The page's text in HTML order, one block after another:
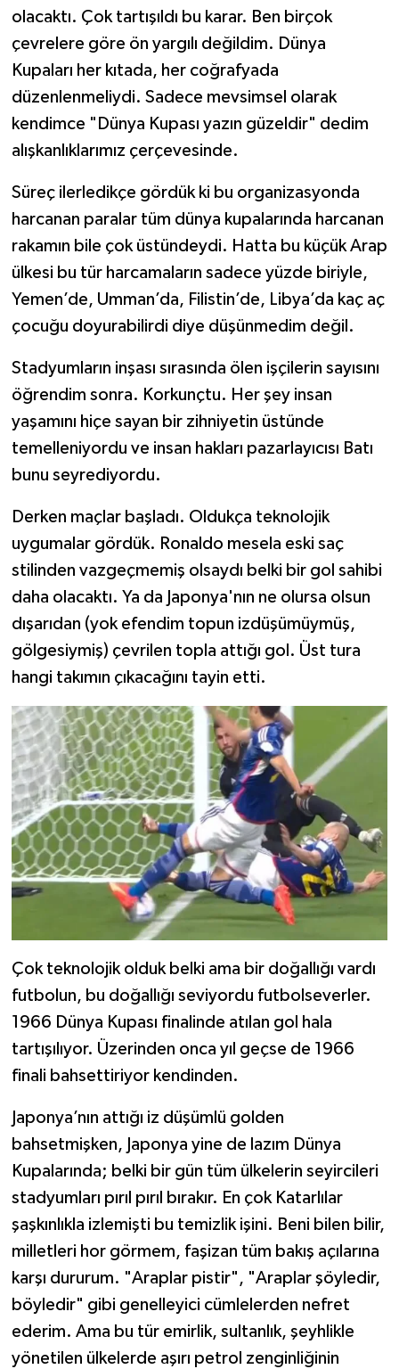
olacaktı. Çok tartışıldı bu karar. Ben birçok
çevrelere göre ön yargılı değildim. Dünya
Kupaları her kıtada, her coğrafyada
düzenlenmeliydi. Sadece mevsimsel olarak
kendimce "Dünya Kupası yazın güzeldir" dedim
alışkanlıklarımız çerçevesinde.
Süreç ilerledikçe gördük ki bu organizasyonda
harcanan paralar tüm dünya kupalarında harcanan
rakamın bile çok üstündeydi. Hatta bu küçük Arap
ülkesi bu tür harcamaların sadece yüzde biriyle,
Yemen’de, Umman’da, Filistin’de, Libya’da kaç aç
çocuğu doyurabilirdi diye düşünmedim değil.
Stadyumların inşası sırasında ölen işçilerin sayısını
öğrendim sonra. Korkunçtu. Her şey insan
yaşamını hiçe sayan bir zihniyetin üstünde
temelleniyordu ve insan hakları pazarlayıcısı Batı
bunu seyrediyordu.
Derken maçlar başladı. Oldukça teknolojik
uygumalar gördük. Ronaldo mesela eski saç
stilinden vazgeçmemiş olsaydı belki bir gol sahibi
daha olacaktı. Ya da Japonya'nın ne olursa olsun
dışarıdan (yok efendim topun izdüşümüymüş,
gölgesiymiş) çevrilen topla attığı gol. Üst tura
hangi takımın çıkacağını tayin etti.
Çok teknolojik olduk belki ama bir doğallığı vardı
futbolun, bu doğallığı seviyordu futbolseverler.
1966 Dünya Kupası finalinde atılan gol hala
tartışılıyor. Üzerinden onca yıl geçse de 1966
finali bahsettiriyor kendinden.
Japonya’nın attığı iz düşümlü golden
bahsetmişken, Japonya yine de lazım Dünya
Kupalarında; belki bir gün tüm ülkelerin seyircileri
stadyumları pırıl pırıl bırakır. En çok Katarlılar
şaşkınlıkla izlemişti bu temizlik işini. Beni bilen bilir,
milletleri hor görmem, faşizan tüm bakış açılarına
karşı dururum. "Araplar pistir", "Araplar şöyledir,
böyledir" gibi genelleyici cümlelerden nefret
ederim. Ama bu tür emirlik, sultanlık, şeyhlikle
yönetilen ülkelerde aşırı petrol zenginliğinin